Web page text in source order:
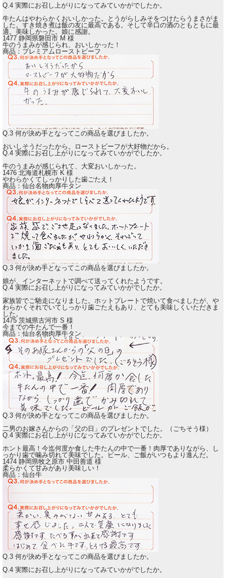
Q.4 実際にお召し上がりになってみていかがでしたか。
牛たんはやわらかくおいしかった。とうがらしみそをつけたらうまさがま
した。すき焼き煮は飯の友に最高である。そして辛口の酒のともともに最
適。美味しかった。娘に感謝。
1477 静岡県磐田市M様
牛のうまみが感じられ、おいしかった！
商品：プレミアムローストビーフ
Q.3 何が決め手となってこの商品を選びましたか。
おいしそうだったから。ローストビーフが大好物だから。
Q.4 実際にお召し上がりになってみていかがでしたか。
牛のうまみが感じられて、大変おいしかった。
1476 北海道札幌市K様
やわらかくてしっかりした歯ごたえ！
商品：仙台名物肉厚牛タン
Q.3 何が決め手となってこの商品を選びましたか。
娘が、インターネットで調べて送ってくれたようです。
Q.4 実際にお召し上がりになってみていかがでしたか。
家族皆でご馳走になりました。ホットプレートで焼いて食べましたが、や
わらかくそれでいてしっかり歯ごたえもあり、とても美味しくいただきま
した。
1475 茨城県古河市S様
今までの牛たんで一番！
商品：仙台名物肉厚牛タン
Q.3 何が決め手となってこの商品を選びましたか。
二男のお嫁さんからの「父の日」のプレゼントでした。（ごちそう様）
Q.4 実際にお召し上がりになってみていかがでしたか。
ホント最高！今迄何度か食した牛たんの中で一番！肉厚でありながら、し
っかり歯で噛み切れて美味でした。ビール、ご飯がいつもより進んだ。
1474 静岡県牧之原市中田善道様
柔らかくて甘みがあり美味しい！
商品：仙台牛
Q.3 何が決め手となってこの商品を選びましたか。
Q.4 実際にお召し上がりになってみていかがでしたか。